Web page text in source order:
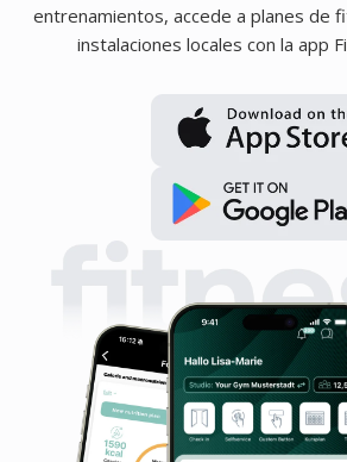
entrenamientos, accede a planes de
instalaciones locales con la app